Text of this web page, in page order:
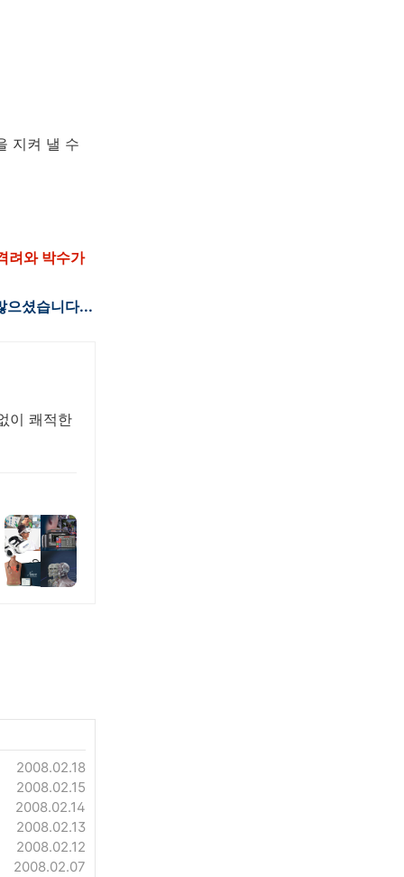
지켜 낼 수
려와 박수가
으셨습니다...
이 쾌적한
2008.02.18
2008.02.15
2008.02.14
2008.02.13
2008.02.12
2008.02.07